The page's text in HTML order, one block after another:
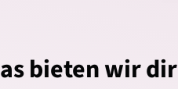
bieten wir dir